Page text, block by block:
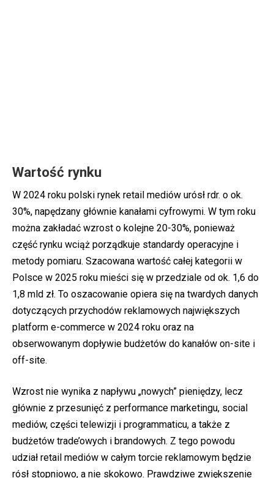
Wartość rynku
W 2024 roku polski rynek retail mediów urósł rdr. o ok.
30%, napędzany głównie kanałami cyfrowymi. W tym roku
można zakładać wzrost o kolejne 20-30%, ponieważ
część rynku wciąż porządkuje standardy operacyjne i
metody pomiaru. Szacowana wartość całej kategorii w
Polsce w 2025 roku mieści się w przedziale od ok. 1,6 do
1,8 mld zł. To oszacowanie opiera się na twardych danych
dotyczących przychodów reklamowych największych
platform e-commerce w 2024 roku oraz na
obserwowanym dopływie budżetów do kanałów on-site i
off-site.
Wzrost nie wynika z napływu „nowych” pieniędzy, lecz
głównie z przesunięć z performance marketingu, social
mediów, części telewizji i programmaticu, a także z
budżetów trade’owych i brandowych. Z tego powodu
udział retail mediów w całym torcie reklamowym będzie
rósł stopniowo, a nie skokowo. Prawdziwe zwiększenie